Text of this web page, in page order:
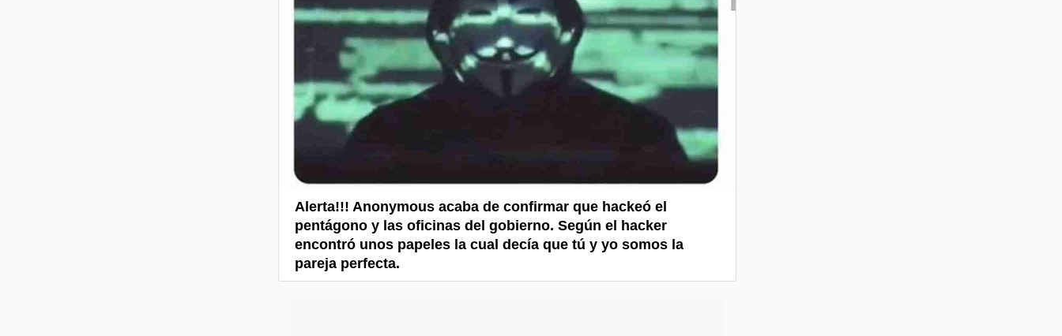
Alerta!!! Anonymous acaba de confirmar que hackeó el
pentágono y las oficinas del gobierno. Según el hacker
encontró unos papeles la cual decía que tú y yo somos la
pareja perfecta.